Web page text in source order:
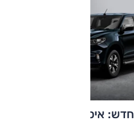
מאזדה BT-50 חדש: איסוזו די-מקס כלול